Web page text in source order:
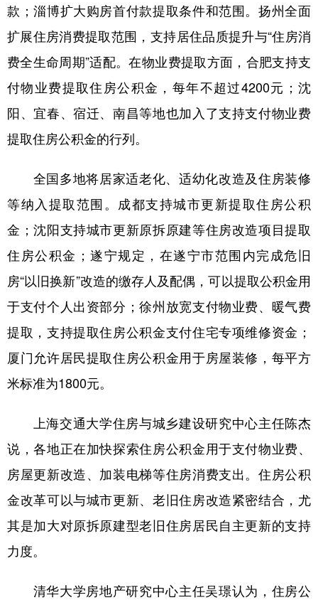
款；淄博扩大购房首付款提取条件和范围。扬州全面
扩展住房消费提取范围，支持居住品质提升与“住房消
费全生命周期”适配。在物业费提取方面，合肥支持支
付物业费提取住房公积金，每年不超过4200元；沈
阳、宜春、宿迁、南昌等地也加入了支持支付物业费
提取住房公积金的行列。
全国多地将居家适老化、适幼化改造及住房装修
等纳入提取范围。成都支持城市更新提取住房公积
金；沈阳支持城市更新原拆原建等住房改造项目提取
住房公积金；遂宁规定，在遂宁市范围内完成危旧
房“以旧换新”改造的缴存人及配偶，可以提取公积金用
于支付个人出资部分；徐州放宽支付物业费、暖气费
提取，支持提取住房公积金支付住宅专项维修资金；
厦门允许居民提取住房公积金用于房屋装修，每平方
米标准为1800元。
上海交通大学住房与城乡建设研究中心主任陈杰
说，各地正在加快探索住房公积金用于支付物业费、
房屋更新改造、加装电梯等住房消费支出。住房公积
金改革可以与城市更新、老旧住房改造紧密结合，尤
其是加大对原拆原建型老旧住房居民自主更新的支持
力度。
清华大学房地产研究中心主任吴璟认为，住房公